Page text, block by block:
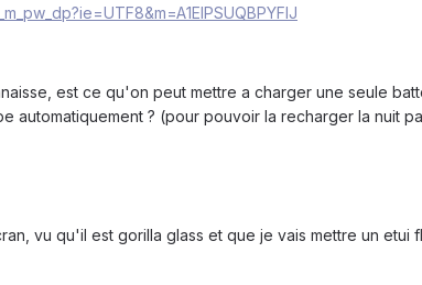
est ce qu'on peut mettre a charger une seule
automatiquement ? (pour pouvoir la recharger la nuit
vu qu'il est gorilla glass et que je vais mettre un etui